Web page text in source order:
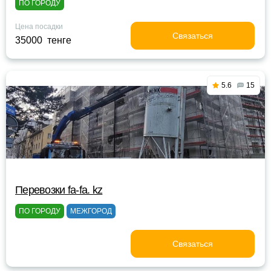
ПО ГОРОДУ
Цена посадки
35000 тенге Связаться
5.6 15
Перевозки fa-fa. kz
ПО ГОРОДУ МЕЖГОРОД
Связаться